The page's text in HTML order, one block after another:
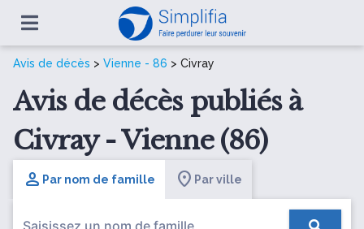
Avis de décès > Vienne - 86 > Civray
Avis de décès publiés à
Civray - Vienne (86)
Par nom de famille Par ville